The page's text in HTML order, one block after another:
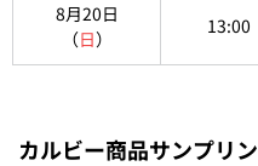
8月20日
（日）
13:00
カルビー商品サンプリ